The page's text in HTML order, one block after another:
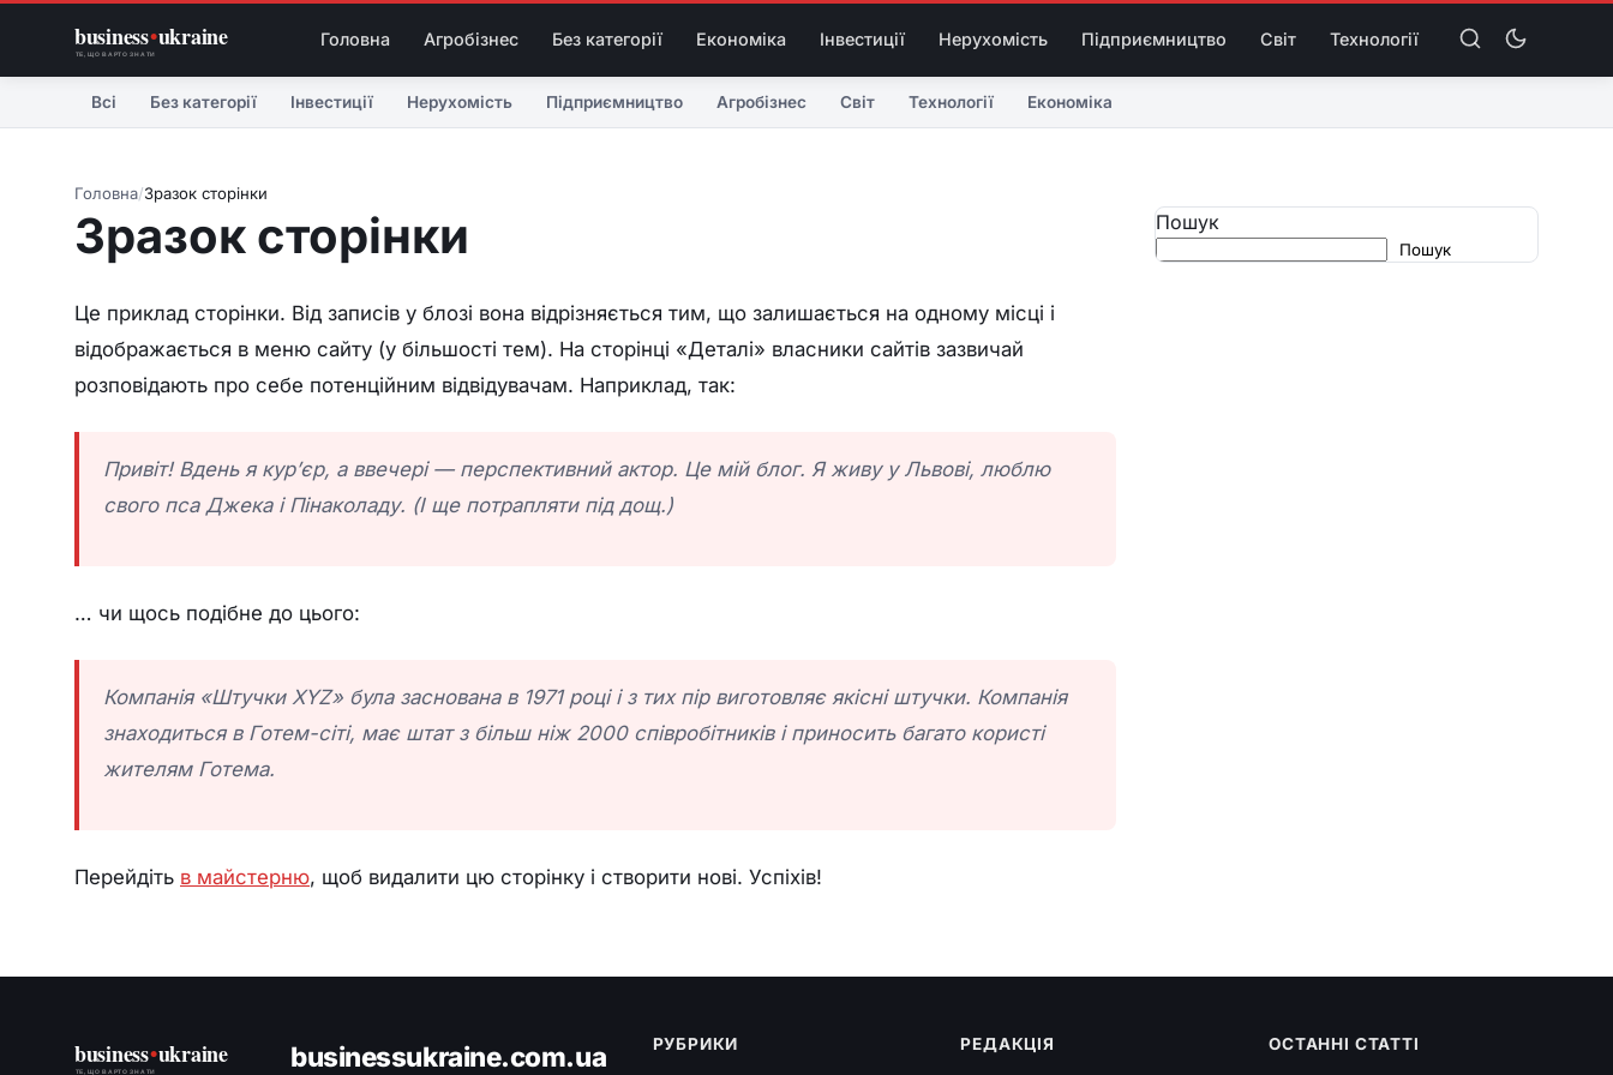
business•ukraine
ТЕ, ЩО ВАРТО ЗНАТИ
Головна Агробізнес Без категорії Економіка Інвестиції Нерухомість Підприємництво Світ Технології
Всі Без категорії Інвестиції Нерухомість Підприємництво Агробізнес Світ Технології Економіка
Головна/Зразок сторінки
Зразок сторінки
Це приклад сторінки. Від записів у блозі вона відрізняється тим, що залишається на одному місці і
відображається в меню сайту (у більшості тем). На сторінці «Деталі» власники сайтів зазвичай
розповідають про себе потенційним відвідувачам. Наприклад, так:
Привіт! Вдень я кур’єр, а ввечері — перспективний актор. Це мій блог. Я живу у Львові, люблю
свого пса Джека і Пінаколаду. (І ще потрапляти під дощ.)
… чи щось подібне до цього:
Компанія «Штучки XYZ» була заснована в 1971 році і з тих пір виготовляє якісні штучки. Компанія
знаходиться в Готем-сіті, має штат з більш ніж 2000 співробітників і приносить багато користі
жителям Готема.
Перейдіть в майстерню, щоб видалити цю сторінку і створити нові. Успіхів!
Пошук
Пошук
business•ukraine
ТЕ, ЩО ВАРТО ЗНАТИ businessukraine.com.ua РУБРИКИ РЕДАКЦІЯ
ОСТАННІ СТАТТІ